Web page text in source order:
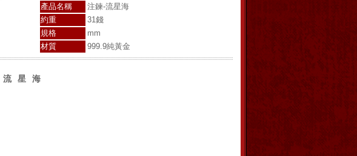
產品名稱
注鍊-流星海
約重
31錢
規格
mm
材質
999.9純黃金
星海